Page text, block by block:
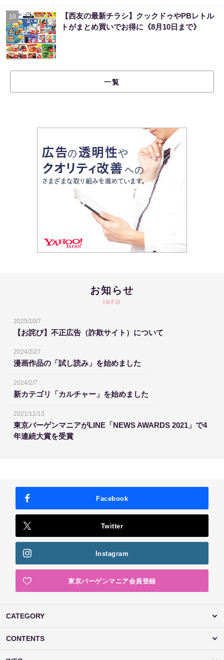
10
【西友の最新チラシ】クックドゥやPBレトル
トがまとめ買いでお得に《8月10日まで》
一覧
お知らせ
INFO
2025/10/7
【お詫び】不正広告（詐欺サイト）について
2024/2/27
漫画作品の「試し読み」を始めました
2024/2/7
新カテゴリ「カルチャー」を始めました
2021/12/13
東京バーゲンマニアがLINE「NEWS AWARDS 2021」で4
年連続大賞を受賞
Facebook
Twitter
Instagram
東京バーゲンマニア会員登録
CATEGORY
CONTENTS